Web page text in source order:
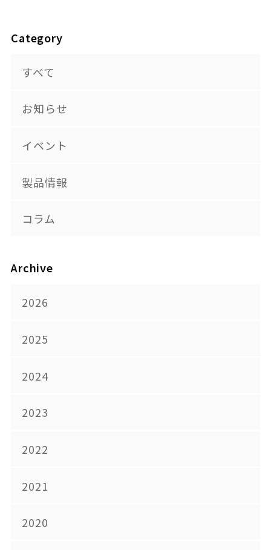
Category
すべて
お知らせ
イベント
製品情報
コラム
Archive
2026
2025
2024
2023
2022
2021
2020